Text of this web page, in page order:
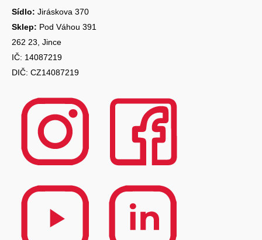
Sídlo: Jiráskova 370
Sklep: Pod Váhou 391
262 23, Jince
IČ: 14087219
DIČ: CZ14087219